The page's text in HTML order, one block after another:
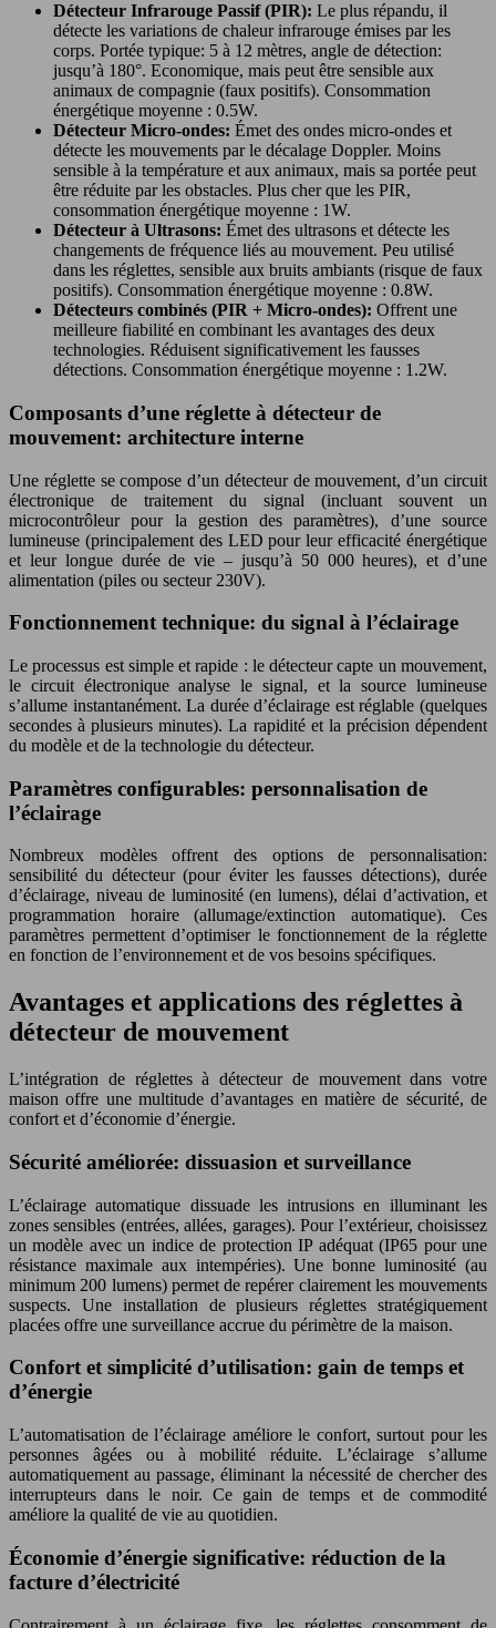
Détecteur Infrarouge Passif (PIR): Le plus répandu, il
détecte les variations de chaleur infrarouge émises par les
corps. Portée typique: 5 à 12 mètres, angle de détection:
jusqu’à 180°. Economique, mais peut être sensible aux
animaux de compagnie (faux positifs). Consommation
énergétique moyenne : 0.5W.
Détecteur Micro-ondes: Émet des ondes micro-ondes et
détecte les mouvements par le décalage Doppler. Moins
sensible à la température et aux animaux, mais sa portée peut
être réduite par les obstacles. Plus cher que les PIR,
consommation énergétique moyenne : 1W.
Détecteur à Ultrasons: Émet des ultrasons et détecte les
changements de fréquence liés au mouvement. Peu utilisé
dans les réglettes, sensible aux bruits ambiants (risque de faux
positifs). Consommation énergétique moyenne : 0.8W.
Détecteurs combinés (PIR + Micro-ondes): Offrent une
meilleure fiabilité en combinant les avantages des deux
technologies. Réduisent significativement les fausses
détections. Consommation énergétique moyenne : 1.2W.
Composants d’une réglette à détecteur de
mouvement: architecture interne
Une réglette se compose d’un détecteur de mouvement, d’un circuit
électronique de traitement du signal (incluant souvent un
microcontrôleur pour la gestion des paramètres), d’une source
lumineuse (principalement des LED pour leur efficacité énergétique
et leur longue durée de vie – jusqu’à 50 000 heures), et d’une
alimentation (piles ou secteur 230V).
Fonctionnement technique: du signal à l’éclairage
Le processus est simple et rapide : le détecteur capte un mouvement,
le circuit électronique analyse le signal, et la source lumineuse
s’allume instantanément. La durée d’éclairage est réglable (quelques
secondes à plusieurs minutes). La rapidité et la précision dépendent
du modèle et de la technologie du détecteur.
Paramètres configurables: personnalisation de
l’éclairage
Nombreux modèles offrent des options de personnalisation:
sensibilité du détecteur (pour éviter les fausses détections), durée
d’éclairage, niveau de luminosité (en lumens), délai d’activation, et
programmation horaire (allumage/extinction automatique). Ces
paramètres permettent d’optimiser le fonctionnement de la réglette
en fonction de l’environnement et de vos besoins spécifiques.
Avantages et applications des réglettes à
détecteur de mouvement
L’intégration de réglettes à détecteur de mouvement dans votre
maison offre une multitude d’avantages en matière de sécurité, de
confort et d’économie d’énergie.
Sécurité améliorée: dissuasion et surveillance
L’éclairage automatique dissuade les intrusions en illuminant les
zones sensibles (entrées, allées, garages). Pour l’extérieur, choisissez
un modèle avec un indice de protection IP adéquat (IP65 pour une
résistance maximale aux intempéries). Une bonne luminosité (au
minimum 200 lumens) permet de repérer clairement les mouvements
suspects. Une installation de plusieurs réglettes stratégiquement
placées offre une surveillance accrue du périmètre de la maison.
Confort et simplicité d’utilisation: gain de temps et
d’énergie
L’automatisation de l’éclairage améliore le confort, surtout pour les
personnes âgées ou à mobilité réduite. L’éclairage s’allume
automatiquement au passage, éliminant la nécessité de chercher des
interrupteurs dans le noir. Ce gain de temps et de commodité
améliore la qualité de vie au quotidien.
Économie d’énergie significative: réduction de la
facture d’électricité